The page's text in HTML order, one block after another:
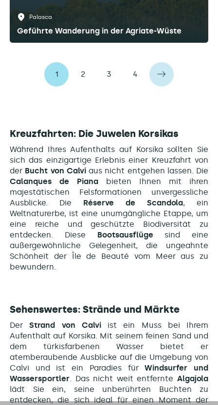
Palasca
Geführte Wanderung in der Agriate-Wüste
1 2 3 4
Kreuzfahrten: Die Juwelen Korsikas
Während Ihres Aufenthalts auf Korsika sollten Sie
sich das einzigartige Erlebnis einer Kreuzfahrt von
der Bucht von Calviaus nicht entgehen lassen. Die
Calanques de Piana bieten Ihnen mit ihren
majestätischen Felsformationen unvergessliche
Ausblicke. Die Réserve de Scandola, ein
Weltnaturerbe, ist eine unumgängliche Etappe, um
eine reiche und geschützte Biodiversität zu
entdecken. Diese Bootsausflüge sind eine
außergewöhnliche Gelegenheit, die ungeahnte
Schönheit der Île de Beauté vom Meer aus zu
bewundern.
Sehenswertes: Strände und Märkte
DerStrand von Calviist ein Muss bei Ihrem
Aufenthalt auf Korsika. Mit seinem feinen Sand und
dem türkisfarbenen Wasser bietet er
atemberaubende Ausblicke auf die Umgebung von
Calvi und ist ein Paradies fürWindsurfer und
Wassersportler. Das nicht weit entfernte Algajola
lädt Sie ein, seine unberührten Buchten zu
entdecken, die sich ideal für einen Moment der